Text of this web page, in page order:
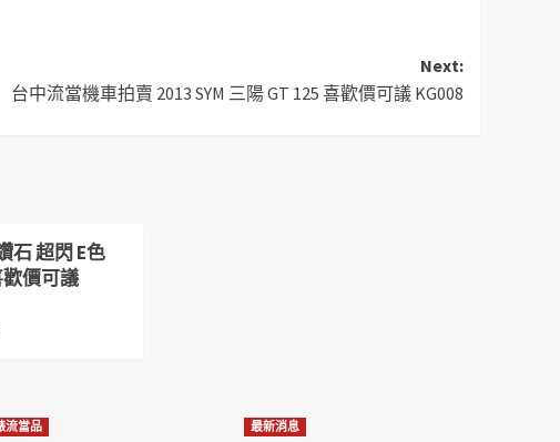
Next:
台中流當機車拍賣 2013 SYM 三陽 GT 125 喜歡價可議 KG008
石 超閃 E色
價可議
流當品 最新消息